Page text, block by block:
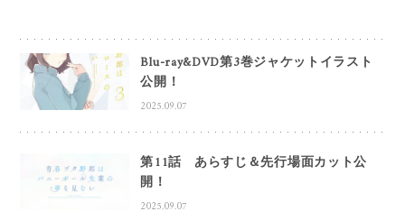
Blu-ray&DVD第3巻ジャケットイラスト
公開！
2025.09.07
第11話 あらすじ＆先行場面カット公
開！
2025.09.07